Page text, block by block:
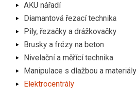
AKU nářadí
Diamantová řezací technika
Pily, řezačky a drážkovačky
Brusky a frézy na beton
Nivelační a měřící technika
Manipulace s dlažbou a materiály
Elektrocentrály